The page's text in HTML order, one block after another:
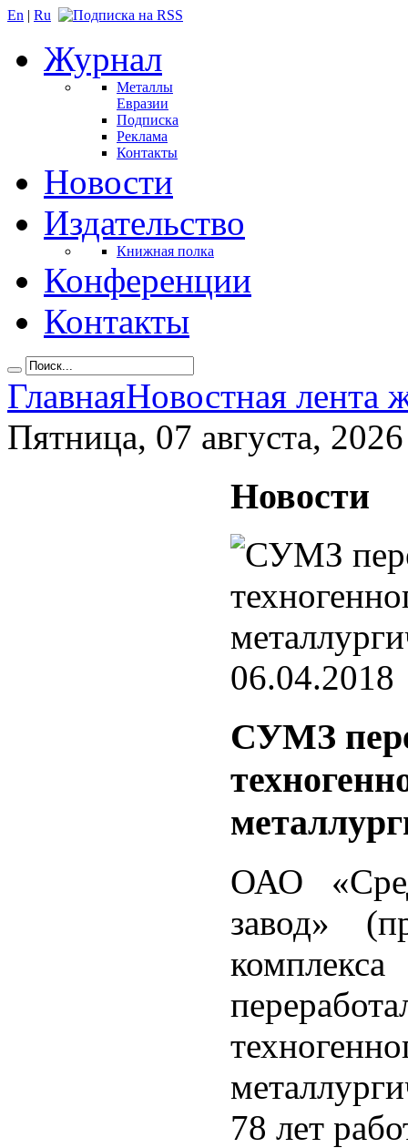
En | Ru
Журнал
Металлы
Евразии
Подписка
Реклама
Контакты
Новости
Издательство
Книжная полка
Конференции
Контакты
ГлавнаяНовостная лента
Пятница, 07 августа, 2026
Новости
06.04.2018
СУМЗ
ОАО
завод»
78 лет